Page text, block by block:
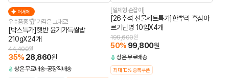
더세페
우수품종 🏆 가격은 그대로!
[박스특가]햇반 윤기가득쌀밥
210gX24개
44,400원
35% 28,860원
상온무료배송 공장직배송
[일체형 손잡이]
[26추석 선물세트특가]한뿌리 흑삼아
르기닌병 10입X4개
199,600원
50% 99,800원
상온무료배송
최대 10% 중복쿠폰